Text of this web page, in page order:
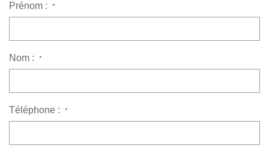
Prénom : *
Nom : *
Téléphone : *